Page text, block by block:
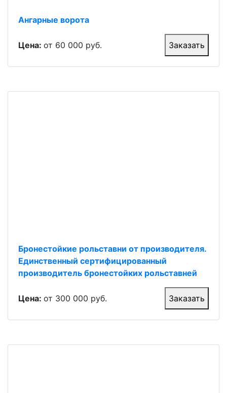
Ангарные ворота
Цена: от 60 000 руб. Заказать
Бронестойкие рольставни от производителя.
Единственный сертифицированный
производитель бронестойких рольставней
Цена: от 300 000 руб. Заказать